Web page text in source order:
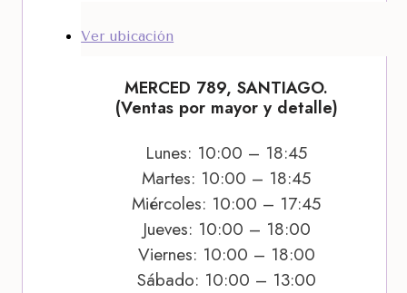
Ver ubicación
MERCED 789, SANTIAGO.
(Ventas por mayor y detalle)
Lunes: 10:00 – 18:45
Martes: 10:00 – 18:45
Miércoles: 10:00 – 17:45
Jueves: 10:00 – 18:00
Viernes: 10:00 – 18:00
Sábado: 10:00 – 13:00